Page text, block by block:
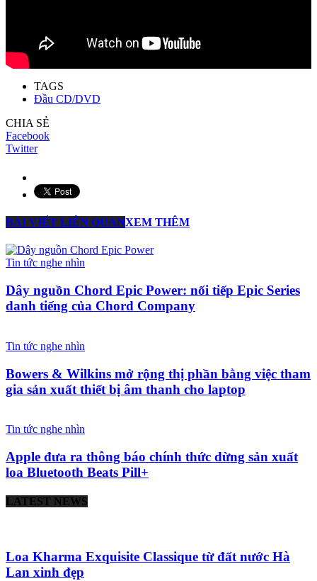
TAGS
Đầu CD/DVD
CHIA SẺ
Facebook
Twitter
BÀI VIẾT LIÊN QUANXEM THÊM
Tin tức nghe nhìn
Dây nguồn Chord Epic Power: nối tiếp Epic Series
danh tiếng của Chord Company
Tin tức nghe nhìn
Bowers & Wilkins mở rộng thị phần bằng việc tham
gia sản xuất thiết bị âm thanh cho laptop
Tin tức nghe nhìn
Apple đưa ra thông báo chính thức dừng sản xuất
loa Bluetooth Beats Pill+
LATEST NEWS
Loa Kharma Exquisite Classique từ đất nước Hà
Lan xinh đẹp